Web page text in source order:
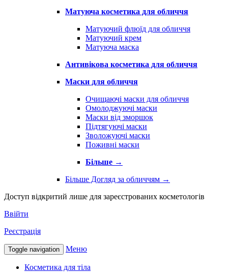
Матуюча косметика для обличчя
Матуючий флюїд для обличчя
Матуючий крем
Матуюча маска
Антивікова косметика для обличчя
Маски для обличчя
Очищаючі маски для обличчя
Омолоджуючі маски
Маски від зморшок
Підтягуючі маски
Зволожуючі маски
Поживні маски
Більше →
Більше Догляд за обличчям →
Доступ відкритий лише для зареєстрованих косметологів
Ввійти
Реєстрація
Toggle navigation Меню
Косметика для тіла